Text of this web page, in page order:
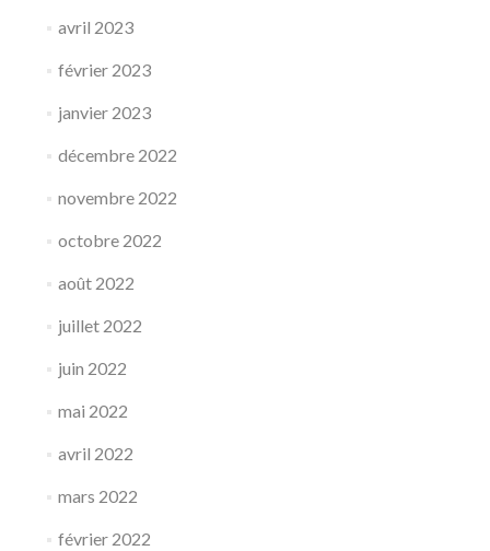
avril 2023
février 2023
janvier 2023
décembre 2022
novembre 2022
octobre 2022
août 2022
juillet 2022
juin 2022
mai 2022
avril 2022
mars 2022
février 2022